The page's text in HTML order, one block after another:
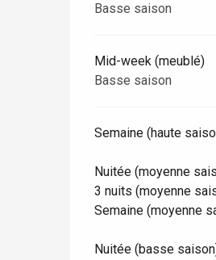
Basse saison
Mid-week (meublé)
Basse saison
Semaine (haute
Nuitée (moyenne
3 nuits (moyenne
Semaine (moyenne
Nuitée (basse